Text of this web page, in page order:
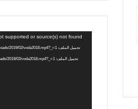
مشغل
الفيديو
supported or source(s) not found
تحميل الملف: https://7areer.com/wp-content/uploads/2019/02/voda2018.mp4?_=1
تحميل الملف: http://7areer.com/wp-content/uploads/2019/02/voda2018.mp4?_=1